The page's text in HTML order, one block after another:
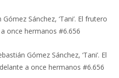
Gómez Sánchez, ‘Tani’. El frutero
once hermanos #6.656
Gómez Sánchez, ‘Tani’. El
a once hermanos #6.656